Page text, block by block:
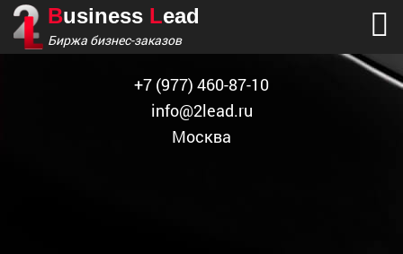
Business Lead
Биржа бизнес-заказов
+7 (977) 460-87-10
info@2lead.ru
Москва